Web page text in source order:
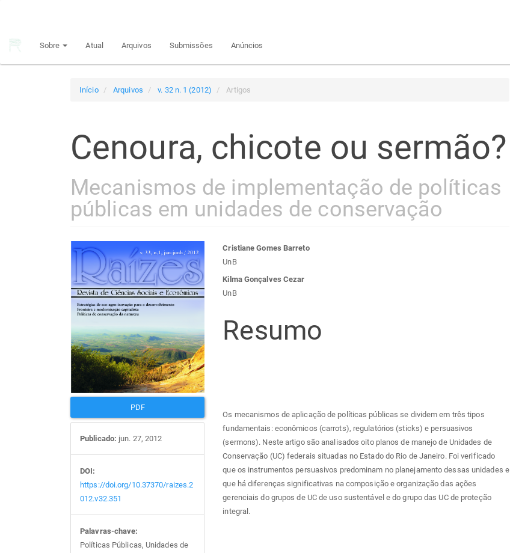
principal
Sobre Atual Arquivos Submissões Anúncios
Início Arquivos v. 32 n. 1 (2012) Artigos
Cenoura, chicote ou sermão?
Mecanismos de implementação de políticas
públicas em unidades de conservação
Barra
lateral
de
artigos
PDF
Publicado: jun. 27, 2012
DOI:
https://doi.org/10.37370/raizes.2
012.v32.351
Palavras-chave:
Políticas Públicas, Unidades de
Conteúdo
do
artigo
principal
Cristiane Gomes Barreto
UnB
Kilma Gonçalves Cezar
UnB
Resumo
Os mecanismos de aplicação de políticas públicas se dividem em três tipos
fundamentais: econômicos (carrots), regulatórios (sticks) e persuasivos
(sermons). Neste artigo são analisados oito planos de manejo de Unidades de
Conservação (UC) federais situadas no Estado do Rio de Janeiro. Foi verificado
que os instrumentos persuasivos predominam no planejamento dessas unidades e
que há diferenças significativas na composição e organização das ações
gerenciais do grupos de UC de uso sustentável e do grupo das UC de proteção
integral.